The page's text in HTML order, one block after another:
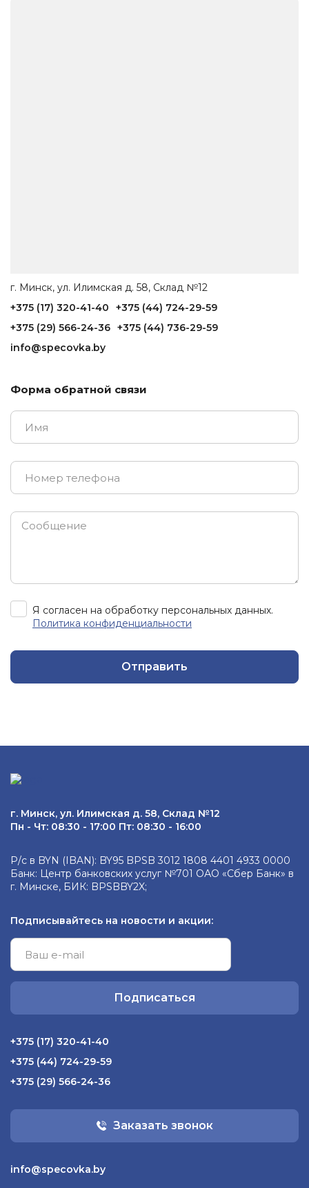
Форма обратной связи
Я согласен на обработку персональных данных.
Политика конфиденциальности
Отправить
г. Минск, ул. Илимская д. 58, Склад №12
+375 (17) 320-41-40
+375 (44) 724-29-59
+375 (29) 566-24-36 +375 (44) 736-29-59
info@specovka.by
г. Минск, ул. Илимская д. 58, Склад №12
Пн - Чт: 08:30 - 17:00 Пт: 08:30 - 16:00
Р/с в BYN (IBAN): BY95 BPSB 3012 1808 4401 4933 0000
Банк: Центр банковских услуг №701 ОАО «Сбер Банк» в
г. Минске, БИК: BPSBBY2X;
Подписывайтесь на новости и акции:
Подписаться
+375 (17) 320-41-40
+375 (44) 724-29-59
+375 (29) 566-24-36
Заказать звонок
info@specovka.by